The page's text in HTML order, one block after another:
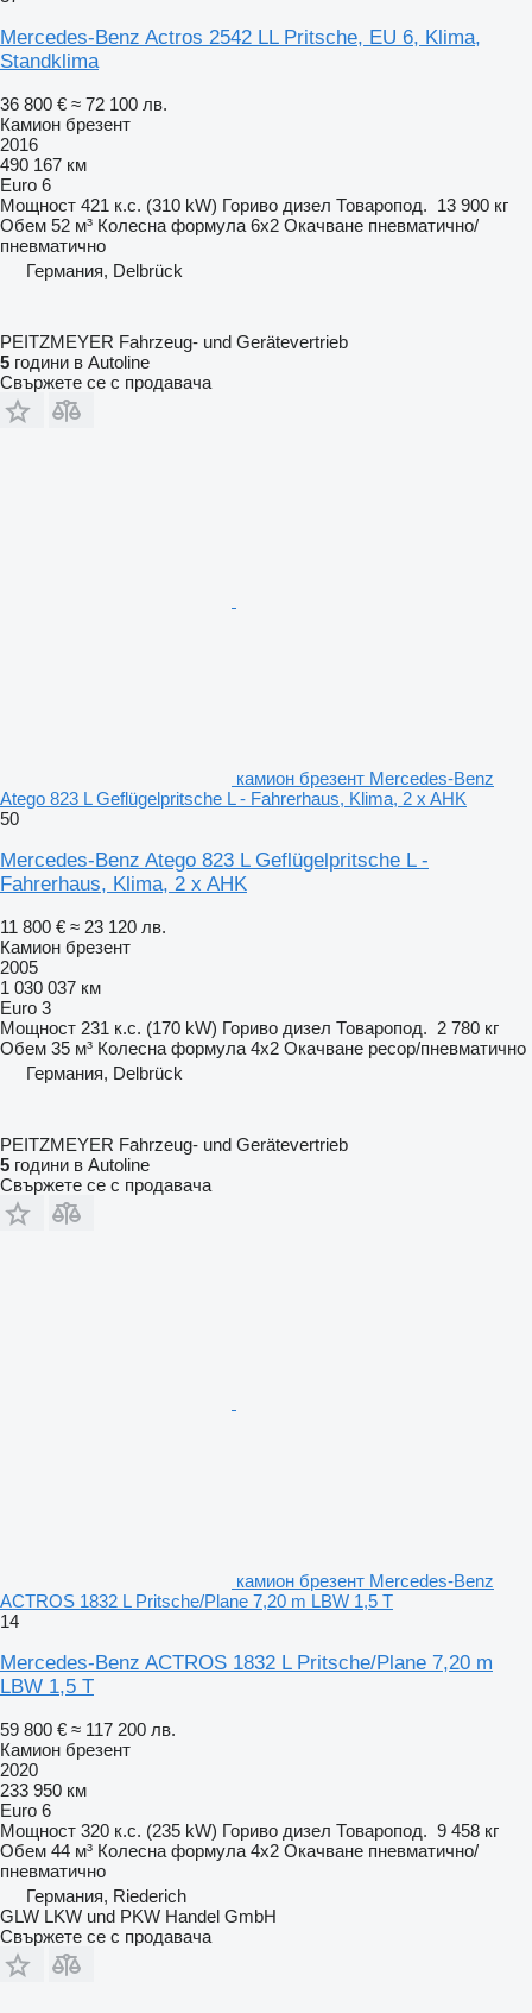
Mercedes-Benz Actros 2542 LL Pritsche, EU 6, Klima,
Standklima
36 800 € ≈ 72 100 лв.
Камион брезент
2016
490 167 км
Euro 6
Мощност 421 к.с. (310 kW) Гориво дизел Товаропод. 13 900 кг
Обем 52 м³ Колесна формула 6x2 Окачване пневматично/
пневматично
Германия, Delbrück
PEITZMEYER Fahrzeug- und Gerätevertrieb
5 години в Autoline
Свържете се с продавача
камион брезент Mercedes-Benz
Atego 823 L Geflügelpritsche L - Fahrerhaus, Klima, 2 x AHK
50
Mercedes-Benz Atego 823 L Geflügelpritsche L -
Fahrerhaus, Klima, 2 x AHK
11 800 € ≈ 23 120 лв.
Камион брезент
2005
1 030 037 км
Euro 3
Мощност 231 к.с. (170 kW) Гориво дизел Товаропод. 2 780 кг
Обем 35 м³ Колесна формула 4x2 Окачване ресор/пневматично
Германия, Delbrück
PEITZMEYER Fahrzeug- und Gerätevertrieb
5 години в Autoline
Свържете се с продавача
камион брезент Mercedes-Benz
ACTROS 1832 L Pritsche/Plane 7,20 m LBW 1,5 T
14
Mercedes-Benz ACTROS 1832 L Pritsche/Plane 7,20 m
LBW 1,5 T
59 800 € ≈ 117 200 лв.
Камион брезент
2020
233 950 км
Euro 6
Мощност 320 к.с. (235 kW) Гориво дизел Товаропод. 9 458 кг
Обем 44 м³ Колесна формула 4x2 Окачване пневматично/
пневматично
Германия, Riederich
GLW LKW und PKW Handel GmbH
Свържете се с продавача